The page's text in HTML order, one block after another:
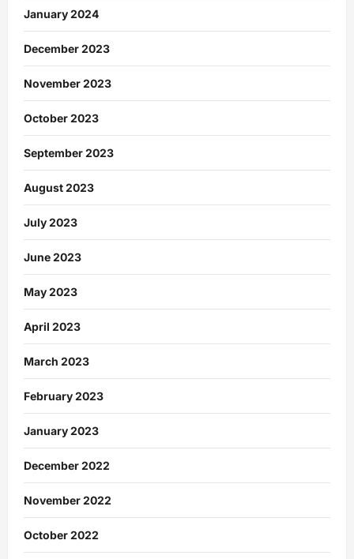
January 2024
December 2023
November 2023
October 2023
September 2023
August 2023
July 2023
June 2023
May 2023
April 2023
March 2023
February 2023
January 2023
December 2022
November 2022
October 2022